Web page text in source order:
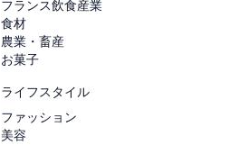
フランス飲食産業
食材
農業・畜産
お菓子
ライフスタイル
ファッション
美容